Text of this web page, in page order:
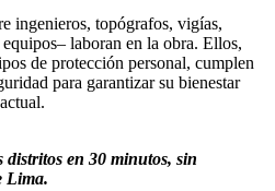
ingenieros, topógrafos, vigías,
laboran en la obra. Ellos,
de protección personal, cumplen
para garantizar su bienestar
en 30 minutos, sin
Lima.